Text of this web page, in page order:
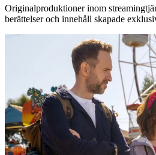
Originalproduktioner inom
berättelser och innehåll skapade